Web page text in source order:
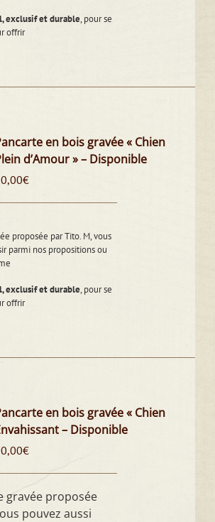
exclusif et durable, pour se
offrir
en bois gravée « Chien
d’Amour » – Disponible
€
proposée par Tito. M, vous
parmi nos propositions ou
exclusif et durable, pour se
offrir
en bois gravée « Chien
– Disponible
€
gravée proposée
pouvez aussi